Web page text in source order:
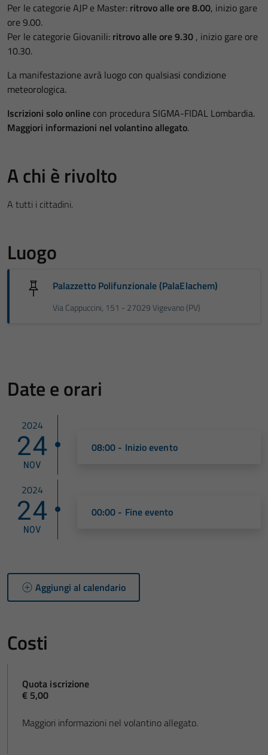
Per le categorie AJP e Master: ritrovo alle ore 8.00, inizio gare
ore 9.00.
Per le categorie Giovanili: ritrovo alle ore 9.30 , inizio gare ore
10.30.
La manifestazione avrà luogo con qualsiasi condizione
meteorologica.
Iscrizioni solo online con procedura SIGMA-FIDAL Lombardia.
Maggiori informazioni nel volantino allegato.
A chi è rivolto
A tutti i cittadini.
Luogo
Palazzetto Polifunzionale (PalaElachem)
Via Cappuccini, 151 - 27029 Vigevano (PV)
Date e orari
2024
24
NOV
08:00 - Inizio evento
2024
24
NOV
00:00 - Fine evento
Aggiungi al calendario
Costi
Quota iscrizione
€ 5,00
Maggiori informazioni nel volantino allegato.